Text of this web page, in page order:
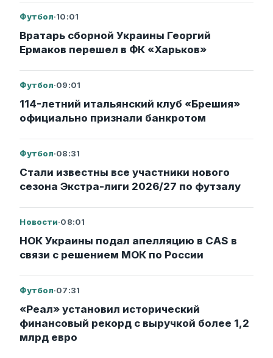
Футбол·10:01
Вратарь сборной Украины Георгий
Ермаков перешел в ФК «Харьков»
Футбол·09:01
114-летний итальянский клуб «Брешия»
официально признали банкротом
Футбол·08:31
Стали известны все участники нового
сезона Экстра-лиги 2026/27 по футзалу
Новости·08:01
НОК Украины подал апелляцию в CAS в
связи с решением МОК по России
Футбол·07:31
«Реал» установил исторический
финансовый рекорд с выручкой более 1,2
млрд евро